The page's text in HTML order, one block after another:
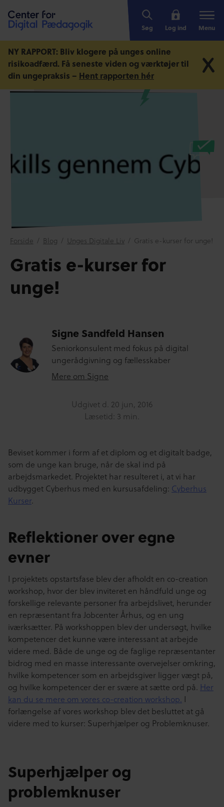
Søg Log ind Menu
NY RAPPORT: Bliv klogere på unges online
risikoadfærd. Få seneste viden og værktøjer til
din ungepraksis – Hent rapporten hér
Forside / Blog / Unges Digitale Liv / Gratis e-kurser for unge!
Gratis e-kurser for
unge!
Signe Sandfeld Hansen
Seniorkonsulent med fokus på digital
ungerådgivning og fællesskaber
Mere om Signe
Udgivet d. 20 jun, 2016
Læsetid: 3 min.
Beviset kommer i form af et diplom og et digitalt badge,
som de unge kan bruge, når de skal ind på
arbejdsmarkedet. Projektet har resulteret i, at vi har
udbygget Cyberhus med en kursusafdeling: Cyberhus
Kurser.
Reflektioner over egne
evner
I projektets opstartsfase blev der afholdt en co-creation
workshop, hvor der blev inviteret en håndfuld unge og
forskellige relevante personer fra arbejdslivet, herunder
en repræsentant fra Jobcenter Århus, og en ung
iværksætter. På workshoppen blev der undersøgt, hvilke
kompetencer det kunne være interessant at arbejde
videre med. Både de unge og de faglige repræsentanter
bidrog med en masse interessante overvejelser omkring,
hvilke kompetencer som en arbejdsgiver ligger vægt på,
og hvilke kompetencer der er svære at sætte ord på. Her
kan du se mere om vores co-creation workshop. I
forlængelse af vores workshop blev det besluttet at gå
videre med to kurser: Superhjælper og Problemknuser.
Superhjælper og
problemknuser